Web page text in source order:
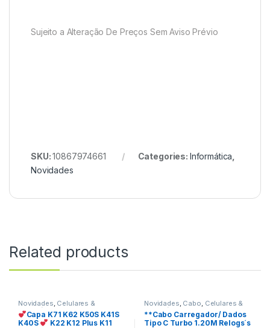
Sujeito a Alteração De Preços Sem Aviso Prévio
SKU:10867974661 Categories: Informática
Novidades
Related products
Novidades, Celulares &
Acessórios
Capa K71 K62 K50S K41S
K40S
K22 K12 Plus K11
Novidades, Cabo, Celulares &
Acessórios
**Cabo Carregador/ Dados
Tipo C Turbo 1.20M Relogs´s